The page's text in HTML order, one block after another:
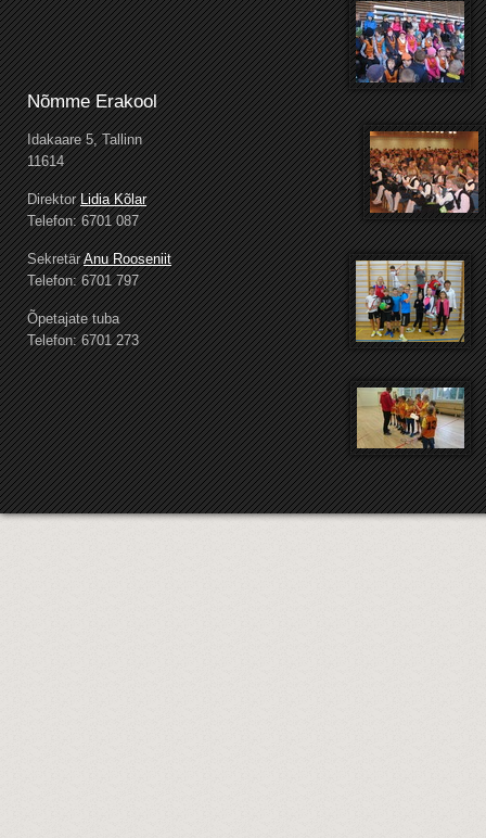
Nõmme Erakool
Idakaare 5, Tallinn
11614
DirektorLidia Kõlar
Telefon: 6701 087
SekretärAnu Rooseniit
Telefon: 6701 797
Õpetajate tuba
Telefon: 6701 273